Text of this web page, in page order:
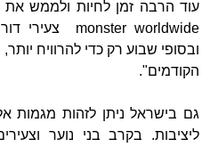
עוד הרבה זמן לחיות ולממש
ובסופי שבוע רק כדי להרוויח
הקודמים".
גם בישראל ניתן לזהות מגמות
ליציבות. בקרב בני נוער